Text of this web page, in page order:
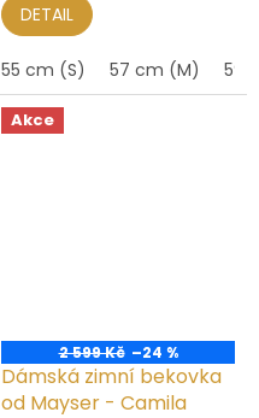
DETAIL
55 cm (S) 57 cm (M) 59
Akce
2 599 Kč –24 %
Dámská zimní bekovka
od Mayser - Camila